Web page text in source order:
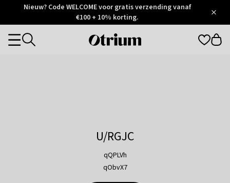
Otrium
Trustpilot
Nieuw? Code WELCOME voor gratis verzending vanaf
€100 + 10% korting.
Otrium
Categories
U/RGJC
qQPLVh
qObvX7